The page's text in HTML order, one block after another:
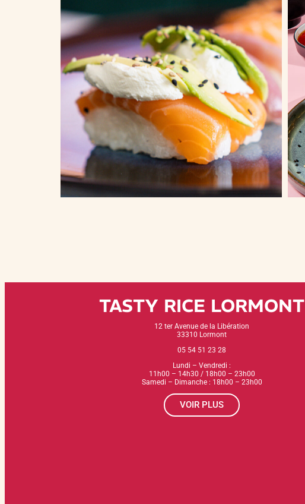
TASTY RICE LORMONT
12 ter Avenue de la Libération
33310 Lormont
05 54 51 23 28
Lundi – Vendredi :
11h00 – 14h30 / 18h00 – 23h00
Samedi – Dimanche : 18h00 – 23h00
VOIR PLUS